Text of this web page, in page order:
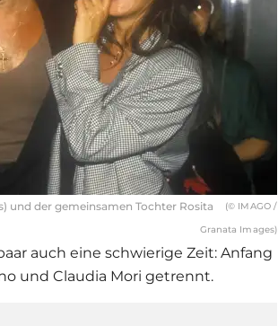
und der gemeinsamen Tochter Rosita (© IMAGO /
Granata Images)
auch eine schwierige Zeit: Anfang
und Claudia Mori getrennt.